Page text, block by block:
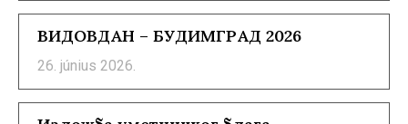
ВИДОВДАН – БУДИМГРАД 2026
26. június 2026.